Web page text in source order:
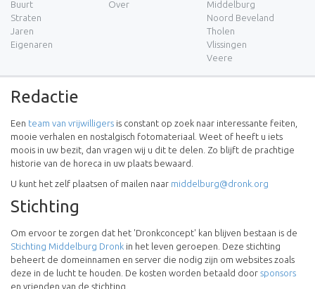
Buurt
Straten
Jaren
Eigenaren
Over
Middelburg
Noord Beveland
Tholen
Vlissingen
Veere
Redactie
Een team van vrijwilligers is constant op zoek naar interessante feiten,
mooie verhalen en nostalgisch fotomateriaal. Weet of heeft u iets
moois in uw bezit, dan vragen wij u dit te delen. Zo blijft de prachtige
historie van de horeca in uw plaats bewaard.
U kunt het zelf plaatsen of mailen naar middelburg@dronk.org
Stichting
Om ervoor te zorgen dat het 'Dronkconcept' kan blijven bestaan is de
Stichting Middelburg Dronk in het leven geroepen. Deze stichting
beheert de domeinnamen en server die nodig zijn om websites zoals
deze in de lucht te houden. De kosten worden betaald door sponsors
en vrienden van de stichting.